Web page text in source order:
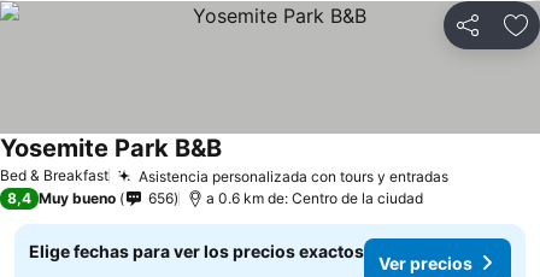
Compartir
Bed & Breakfast Asistencia personalizada con tours y entradasVer
Yosemite Park B&BVer precios
8,4 Muy bueno 656 a 0.6 km de: Centro de la ciudad
Elige fechas para ver los precios exactos
Ver precios